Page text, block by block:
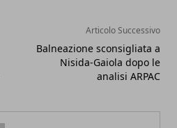
Articolo Successivo
Balneazione sconsigliata a
Nisida-Gaiola dopo le
analisi ARPAC